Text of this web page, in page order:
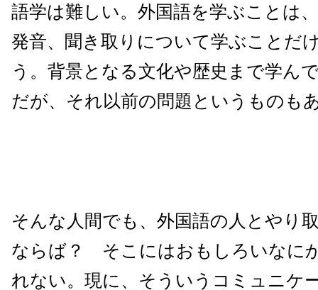
語学は難しい。外国語を学ぶことは
発音、聞き取りについて学ぶことだ
う。背景となる文化や歴史まで学ん
だが、それ以前の問題というものも
そんな人間でも、外国語の人とやり
ならば？ そこにはおもしろいなに
れない。現に、そういうコミュニケ